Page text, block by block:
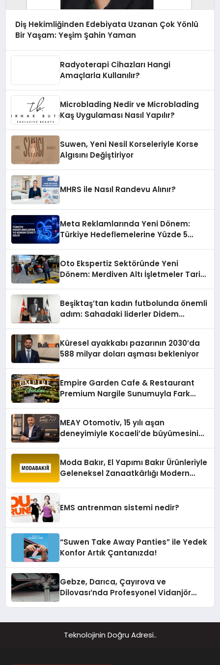
Diş Hekimliğinden Edebiyata Uzanan Çok Yönlü
Bir Yaşam: Yeşim Şahin Yaman
Radyoterapi Cihazları Hangi
Amaçlarla Kullanılır?
Microblading Nedir ve Microblading
Kaş Uygulaması Nasıl Yapılır?
Suwen, Yeni Nesil Korseleriyle Korse
Algısını Değiştiriyor
MHRS ile Nasıl Randevu Alınır?
Meta Reklamlarında Yeni Dönem:
Türkiye Hedeflemelerine Yüzde 5
Oto Ekspertiz Sektöründe Yeni
Dönem: Merdiven Altı İşletmeler Tarih
Beşiktaş’tan kadın futbolunda önemli
adım: Sahadaki liderler Didem
Küresel ayakkabı pazarının 2030’da
588 milyar doları aşması bekleniyor
Empire Garden Cafe & Restaurant
Premium Nargile Sunumuyla Fark
MEAY Otomotiv, 15 yılı aşan
deneyimiyle Kocaeli’de büyümesini
Moda Bakır, El Yapımı Bakır Ürünleriyle
Geleneksel Zanaatkârlığı Modern
EMS antrenman sistemi nedir?
“Suwen Take Away Panties” ile Yedek
Konfor Artık Çantanızda!
Gebze, Darıca, Çayırova ve
Dilovası’nda Profesyonel Vidanjör
Teknolojinin Doğru Adresi..